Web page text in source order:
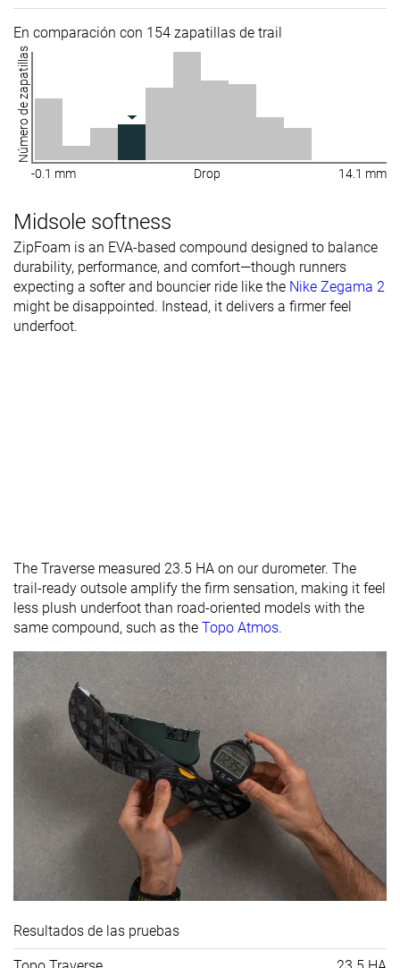
En comparación con 154 zapatillas de trail
Número de zapatillas
-0.1 mm Drop 14.1 mm
Midsole softness
ZipFoam is an EVA-based compound designed to balance
durability, performance, and comfort—though runners
expecting a softer and bouncier ride like the Nike Zegama 2
might be disappointed. Instead, it delivers a firmer feel
underfoot.
The Traverse measured 23.5 HA on our durometer. The
trail-ready outsole amplify the firm sensation, making it feel
less plush underfoot than road-oriented models with the
same compound, such as the Topo Atmos.
Resultados de las pruebas